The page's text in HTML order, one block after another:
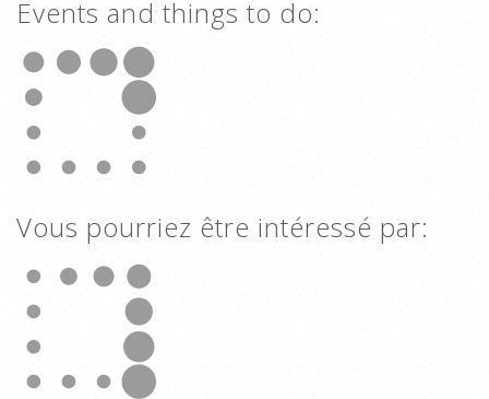
Events and things to do:
Vous pourriez être intéressé par:
Villa il Contado
Pas de frais de réservation